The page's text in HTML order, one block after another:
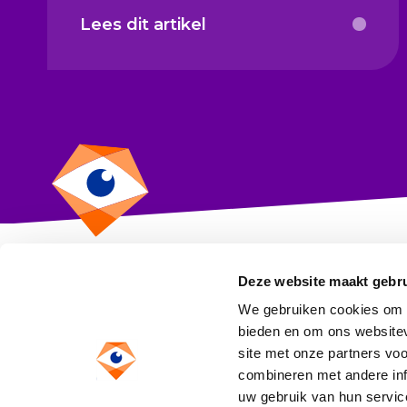
Deze website maakt
We gebruiken cookies
bieden en om ons
site met onze partners
combineren met andere
uw gebruik van hun
Lees dit artikel
Toezicht op goeddoen
Anthony Fokkerweg 1
1059 CM Amsterdam